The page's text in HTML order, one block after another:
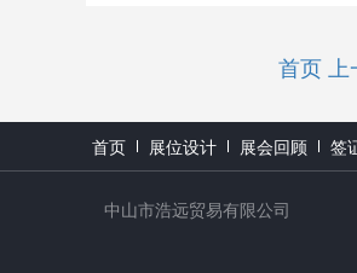
首页
首页 展位设计 展会回顾 签
中山市浩远贸易有限公司